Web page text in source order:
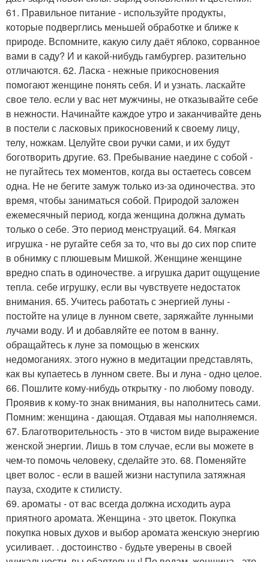
61. Правильное питание - используйте продукты,
которые подверглись меньшей обработке и ближе к
природе. Вспомните, какую силу даёт яблоко, сорванное
вами в саду? И и какой-нибудь гамбургер. разительно
отличаются. 62. Ласка - нежные прикосновения
помогают женщине понять себя. И и узнать. ласкайте
свое тело. если у вас нет мужчины, не отказывайте себе
в нежности. Начинайте каждое утро и заканчивайте день
в постели с ласковых прикосновений к своему лицу,
телу, ножкам. Целуйте свои ручки сами, и их будут
боготворить другие. 63. Пребывание наедине с собой -
не пугайтесь тех моментов, когда вы остаетесь совсем
одна. Не не бегите замуж только из-за одиночества. это
время, чтобы заниматься собой. Природой заложен
ежемесячный период, когда женщина должна думать
только о себе. Это период менструаций. 64. Мягкая
игрушка - не ругайте себя за то, что вы до сих пор спите
в обнимку с плюшевым Мишкой. Женщине женщине
вредно спать в одиночестве. а игрушка дарит ощущение
тепла. себе игрушку, если вы чувствуете недостаток
внимания. 65. Учитесь работать с энергией луны -
постойте на улице в лунном свете, заряжайте лунными
лучами воду. И и добавляйте ее потом в ванну.
обращайтесь к луне за помощью в женских
недомоганиях. этого нужно в медитации представлять,
как вы купаетесь в лунном свете. Вы и луна - одно целое.
66. Пошлите кому-нибудь открытку - по любому поводу.
Проявив к кому-то знак внимания, вы наполнитесь сами.
Помним: женщина - дающая. Отдавая мы наполняемся.
67. Благотворительность - это в чистом виде выражение
женской энергии. Лишь в том случае, если вы можете в
чем-то помочь человеку, сделайте это. 68. Поменяйте
цвет волос - если в вашей жизни наступила затяжная
пауза, сходите к стилисту.
69. ароматы - от вас всегда должна исходить аура
приятного аромата. Женщина - это цветок. Покупка
покупка новых духов и выбор аромата женскую энергию
усиливает. . достоинство - будьте уверены в своей